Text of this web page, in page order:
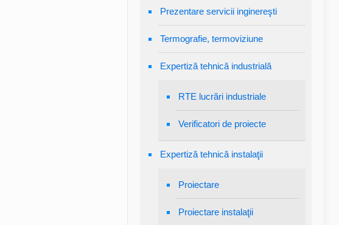
Prezentare servicii inginereşti
Termografie, termoviziune
Expertiză tehnică industrială
RTE lucrări industriale
Verificatori de proiecte
Expertiză tehnică instalaţii
Proiectare
Proiectare instalaţii